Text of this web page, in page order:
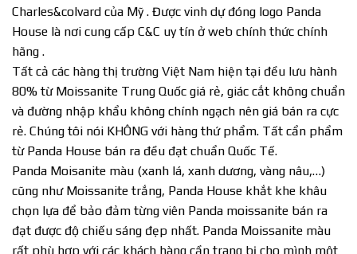
Charles&colvard của Mỹ . Được vinh dự đóng logo Panda
House là nơi cung cấp C&C uy tín ở web chính thức chính
hãng .
Tất cả các hàng thị trường Việt Nam hiện tại đều lưu hành
80% từ Moissanite Trung Quốc giá rẻ, giác cắt không chuẩn
và đường nhập khẩu không chính ngạch nên giá bán ra cực
rẻ. Chúng tôi nói KHÔNG với hàng thứ phẩm. Tất cẩn phẩm
từ Panda House bán ra đều đạt chuẩn Quốc Tế.
Panda Moisanite màu (xanh lá, xanh dương, vàng nâu,…)
cũng như Moissanite trắng, Panda House khắt khe khâu
chọn lựa để bảo đảm từng viên Panda moissanite bán ra
đạt được độ chiếu sáng đẹp nhất. Panda Moissanite màu
rất phù hợp với các khách hàng cần trang bị cho mình một